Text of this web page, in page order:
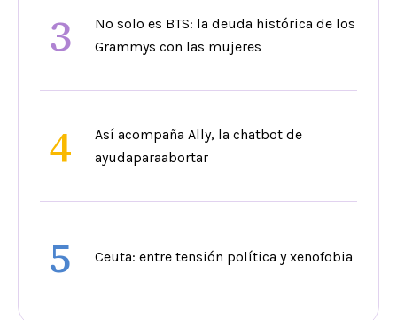
3
No solo es BTS: la deuda histórica de los
Grammys con las mujeres
4
Así acompaña Ally, la chatbot de
ayudaparaabortar
5 Ceuta: entre tensión política y xenofobia